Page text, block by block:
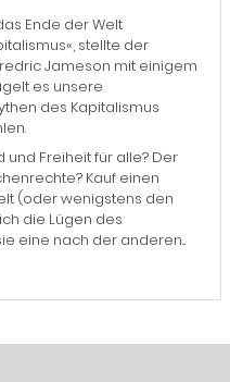
Ende der Welt
stellte der
Jameson mit einigem
es unsere
des Kapitalismus
und Freiheit für alle? Der
Kauf einen
(oder wenigstens den
die Lügen des
eine nach der anderen...